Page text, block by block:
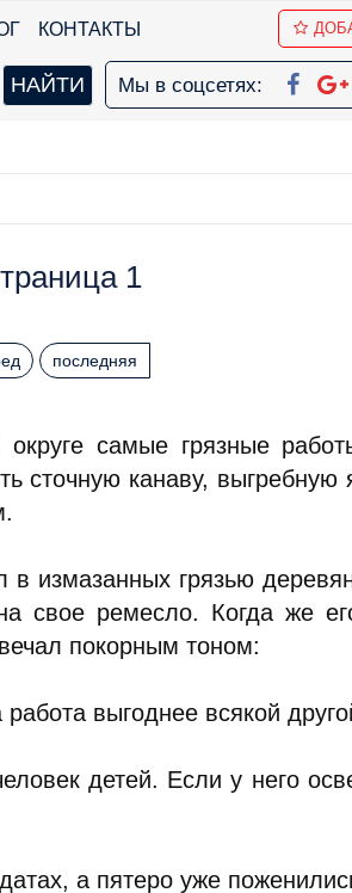
КОНТАКТЫ
Мы в соцсетях:
1
последняя
самые грязные
сточную канаву,
в измазанных грязью
свое ремесло. Когда же
покорным тоном:
выгоднее всякой
детей. Если у него
а пятеро уже